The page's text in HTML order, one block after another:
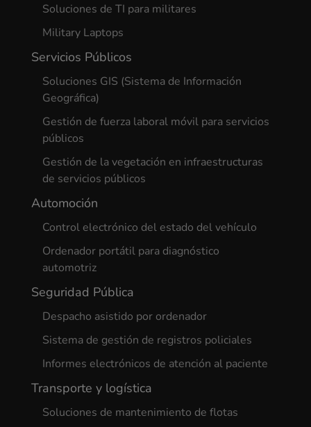
Soluciones de TI para militares
Military Laptops
Servicios Públicos
Soluciones GIS (Sistema de Información
Geográfica)
Gestión de fuerza laboral móvil para servicios
públicos
Gestión de la vegetación en infraestructuras
de servicios públicos
Automoción
Control electrónico del estado del vehículo
Ordenador portátil para diagnóstico
automotriz
Seguridad Pública
Despacho asistido por ordenador
Sistema de gestión de registros policiales
Informes electrónicos de atención al paciente
Transporte y logística
Soluciones de mantenimiento de flotas